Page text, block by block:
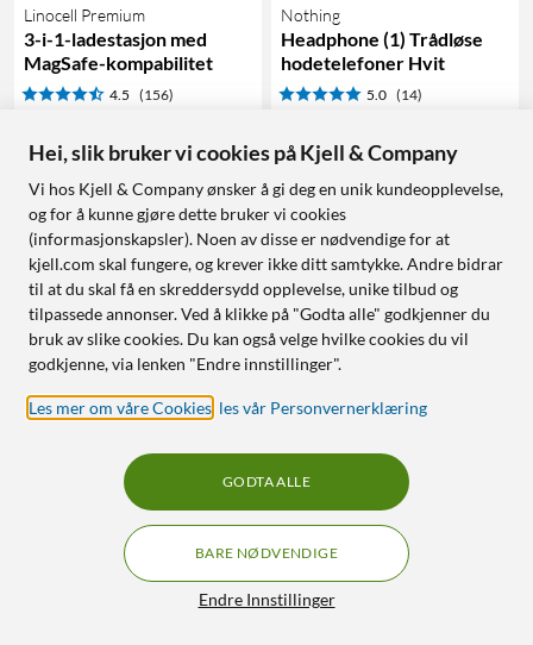
Linocell Premium
3-i-1-ladestasjon med
MagSafe-kompabilitet
4.5 (156)
MagSafe-kompatibel med
iPhone 12 og nyere
Lader Apple Watch og
AirPods
Elegant design
Nettlager: 1+ st
Nothing
Headphone (1) Trådløse
hodetelefoner Hvit
5.0 (14)
Finnes i 2 varianter
Komfortable øreklokker
med gjennomsiktig design
Opptil 80 timers batteritid
Støydemping og
transparency mode
Nettlager: 50+ st
21
Hei, slik bruker vi cookies på Kjell & Company
Vi hos Kjell & Company ønsker å gi deg en unik kundeopplevelse,
og for å kunne gjøre dette bruker vi cookies
(informasjonskapsler). Noen av disse er nødvendige for at
kjell.com skal fungere, og krever ikke ditt samtykke. Andre bidrar
til at du skal få en skreddersydd opplevelse, unike tilbud og
tilpassede annonser. Ved å klikke på "Godta alle" godkjenner du
bruk av slike cookies. Du kan også velge hvilke cookies du vil
godkjenne, via lenken "Endre innstillinger".
Les mer om våre Cookies les vår Personvernerklæring
Endre Innstillinger
BARE NØDVENDIGE
GODTA ALLE